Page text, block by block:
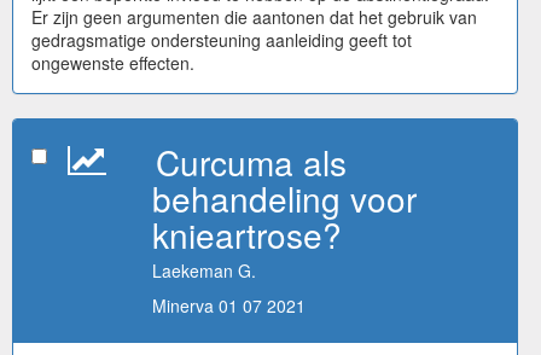
Er zijn geen argumenten die aantonen dat het gebruik van
gedragsmatige ondersteuning aanleiding geeft tot
ongewenste effecten.
Curcuma als
behandeling voor
knieartrose?
Laekeman G.
Minerva 01 07 2021